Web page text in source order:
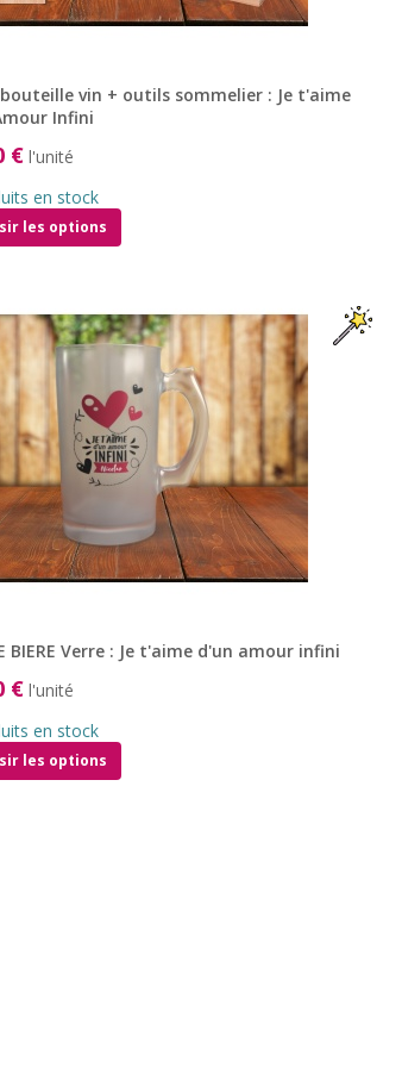
vin + outils sommelier : Je t'aime
Infini
€ l'unité
en stock
les options
BIERE Verre : Je t'aime d'un amour infini
€ l'unité
en stock
les options